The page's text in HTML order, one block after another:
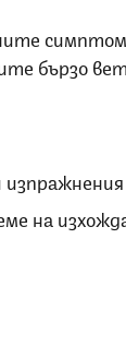
бързо
изпражнения
на